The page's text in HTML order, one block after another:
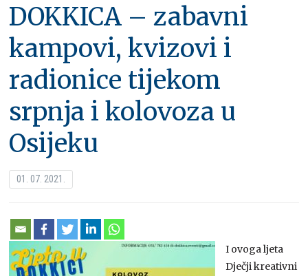
DOKKICA – zabavni
kampovi, kvizovi i
radionice tijekom
srpnja i kolovoza u
Osijeku
01. 07. 2021.
I ovoga ljeta
Dječji kreativni